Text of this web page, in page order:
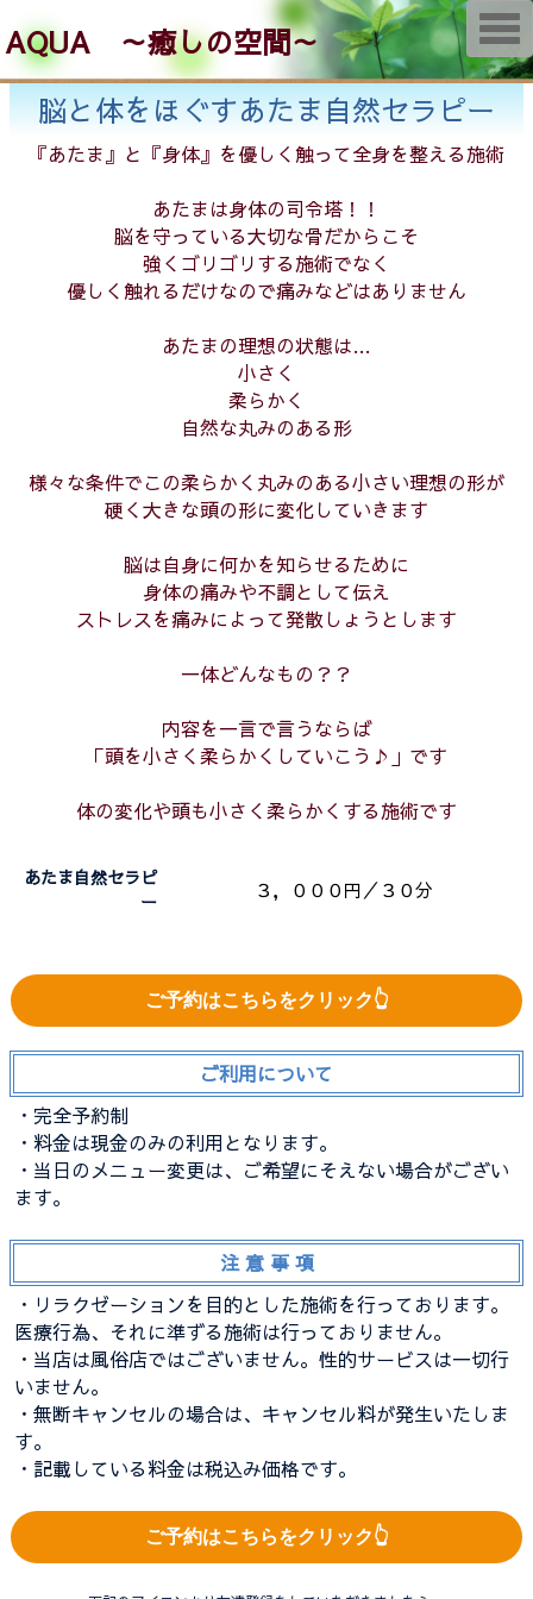
AQUA ～癒しの空間～
脳と体をほぐすあたま自然セラピー
『あたま』と『身体』を優しく触って全身を整える施術
あたまは身体の司令塔！！
脳を守っている大切な骨だからこそ
強くゴリゴリする施術でなく
優しく触れるだけなので痛みなどはありません
あたまの理想の状態は…
小さく
柔らかく
自然な丸みのある形
様々な条件でこの柔らかく丸みのある小さい理想の形が
硬く大きな頭の形に変化していきます
脳は自身に何かを知らせるために
身体の痛みや不調として伝え
ストレスを痛みによって発散しょうとします
一体どんなもの？？
内容を一言で言うならば
「頭を小さく柔らかくしていこう♪」です
体の変化や頭も小さく柔らかくする施術です
あたま自然セラピ
ー
３，０００円／３０分
ご予約はこちらをクリック👆
ご利用について
・完全予約制
・料金は現金のみの利用となります。
・当日のメニュー変更は、ご希望にそえない場合がござい
ます。
注 意 事 項
・リラクゼーションを目的とした施術を行っております。
医療行為、それに準ずる施術は行っておりません。
・当店は風俗店ではございません。性的サービスは一切行
いません。
・無断キャンセルの場合は、キャンセル料が発生いたしま
す。
・記載している料金は税込み価格です。
ご予約はこちらをクリック👆
T
o
g
g
a
v